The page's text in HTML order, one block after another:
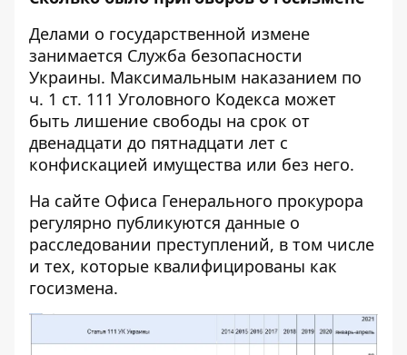
Делами о государственной измене
занимается Служба безопасности
Украины. Максимальным наказанием по
ч. 1 ст. 111 Уголовного Кодекса может
быть лишение свободы на срок от
двенадцати до пятнадцати лет с
конфискацией имущества или без него.
На сайте Офиса Генерального прокурора
регулярно публикуются данные о
расследовании преступлений, в том числе
и тех, которые квалифицированы как
госизмена.